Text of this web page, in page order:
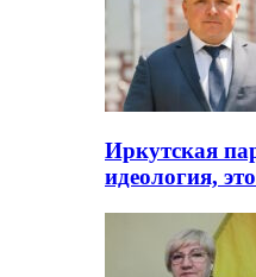
Иркутская
идеология,